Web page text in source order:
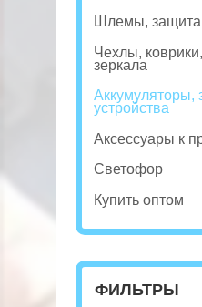
Шлемы, защита
Чехлы,
зеркала
Аккумуляторы,
устройства
Аксессуары к
Светофор
Купить оптом
ФИЛЬТРЫ